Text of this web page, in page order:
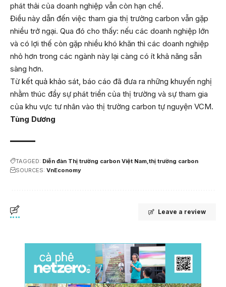
phát thải của doanh nghiệp vẫn còn hạn chế.
Điều này dẫn đến việc tham gia thị trường carbon vẫn gặp
nhiều trở ngại. Qua đó cho thấy: nếu các doanh nghiệp lớn
và có lợi thế còn gặp nhiều khó khăn thì các doanh nghiệp
nhỏ hơn trong các ngành này lại càng có ít khả năng sẵn
sàng hơn.
Từ kết quả khảo sát, báo cáo đã đưa ra những khuyến nghị
nhằm thúc đẩy sự phát triển của thị trường và sự tham gia
của khu vực tư nhân vào thị trường carbon tự nguyện VCM.
Tùng Dương
TAGGED: Diễn đàn Thị trường carbon Việt Nam thị trường carbon
SOURCES: VnEconomy
Leave a review